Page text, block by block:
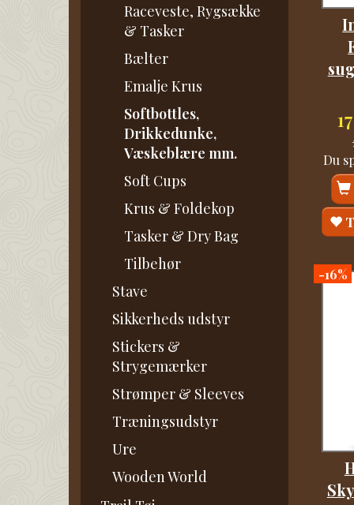
Raceveste, Rygsække
& Tasker
Bælter
Emalje Krus
Softbottles,
Drikkedunke,
Væskeblære mm.
Soft Cups
Krus & Foldekop
Tasker & Dry Bag
Tilbehør
Stave
Sikkerheds udstyr
Stickers &
Strygemærker
Strømper & Sleeves
Træningsudstyr
Ure
Wooden World
Du
-16%